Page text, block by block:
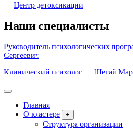
— Центр детоксикации
Наши специалисты
Руководитель психологических
Сергеевич
Клинический психолог — Шегай
Главная
О кластере
+
Структура организации